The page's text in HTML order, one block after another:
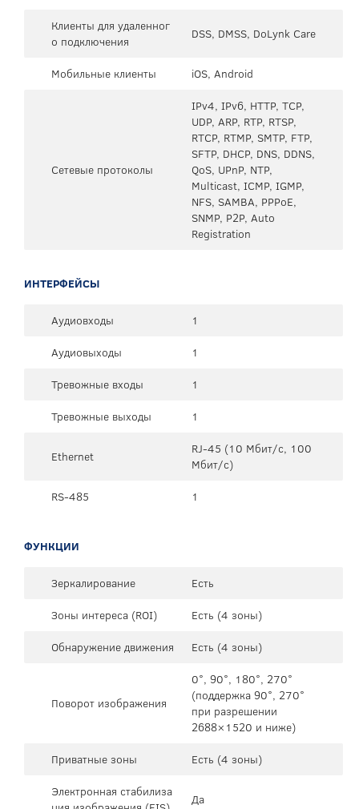
Клиенты для удаленног
о подключения
DSS, DMSS, DoLynk Care
Мобильные клиенты iOS, Android
Сетевые протоколы
IPv4, IPv6, HTTP, TCP,
UDP, ARP, RTP, RTSP,
RTCP, RTMP, SMTP, FTP,
SFTP, DHCP, DNS, DDNS,
QoS, UPnP, NTP,
Multicast, ICMP, IGMP,
NFS, SAMBA, PPPoE,
SNMP, P2P, Auto
Registration
ИНТЕРФЕЙСЫ
Аудиовходы
1
Аудиовыходы
1
Тревожные входы
1
Тревожные выходы
1
Ethernet
RJ-45 (10 Мбит/с, 100
Мбит/с)
RS-485
1
ФУНКЦИИ
Зеркалирование
Есть
Зоны интереса (ROI)
Есть (4 зоны)
Обнаружение движения
Есть (4 зоны)
Поворот изображения
0°, 90°, 180°, 270°
(поддержка 90°, 270°
при разрешении
2688×1520 и ниже)
Приватные зоны
Есть (4 зоны)
Электронная стабилиза
Да